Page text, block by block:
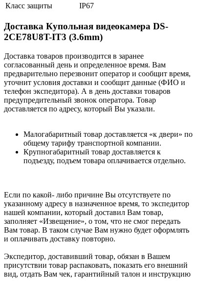
Класс защиты
IP67
Доставка Купольная видеокамера DS-
2CE78U8T-IT3 (3.6mm)
Доставка товаров производится в заранее
согласованный день и определенное время. Вам
предварительно перезвонит оператор и сообщит время,
уточнит условия доставки и сообщит данные (ФИО и
телефон экспедитора). А в день доставки товаров
предупредительный звонок оператора. Товар
доставляется по адресу, который Вы указали.
Малогабаритный товар доставляется «к двери» по
общему тарифу транспортной компании.
Крупногабаритный товар доставляется к
подъезду, подъем товара оплачивается отдельно.
Если по какой- либо причине Вы отсутствуете по
указанному адресу в назначенное время, то экспедитор
нашей компании, который доставил Вам товар,
заполняет «Извещение», о том, что не смог передать
Вам товар. В таком случае Вам нужно будет оформлять
и оплачивать доставку повторно.
Экспедитор, доставивший товар, обязан в Вашем
присутствии товар распаковать, показать его внешний
вид, отдать Вам чек, гарантийный талон и инструкцию